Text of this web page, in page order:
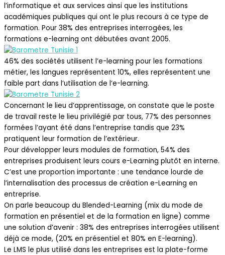
l’informatique et aux services ainsi que les institutions
académiques publiques qui ont le plus recours à ce type de
formation. Pour 38% des entreprises interrogées, les
formations e-learning ont débutées avant 2005.
46% des sociétés utilisent l’e-learning pour les formations
métier, les langues représentent 10%, elles représentent une
faible part dans l’utilisation de l’e-learning.
Concernant le lieu d’apprentissage, on constate que le poste
de travail reste le lieu privilégié par tous, 77% des personnes
formées l’ayant été dans l’entreprise tandis que 23%
pratiquent leur formation de l’extérieur.
Pour développer leurs modules de formation, 54% des
entreprises produisent leurs cours e-Learning plutôt en interne.
C’est une proportion importante : une tendance lourde de
l’internalisation des processus de création e-Learning en
entreprise.
On parle beaucoup du Blended-Learning (mix du mode de
formation en présentiel et de la formation en ligne) comme
une solution d’avenir : 38% des entreprises interrogées utilisent
déjà ce mode, (20% en présentiel et 80% en E-learning).
Le LMS le plus utilisé dans les entreprises est la plate-forme